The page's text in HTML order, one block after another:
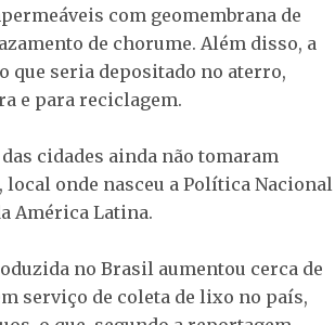
com geomembrana de
de chorume. Além disso, a
que seria depositado no aterro,
e para reciclagem.
cidades ainda não tomaram
onde nasceu a Política Nacional
América Latina.
no Brasil aumentou cerca de
serviço de coleta de lixo no país,